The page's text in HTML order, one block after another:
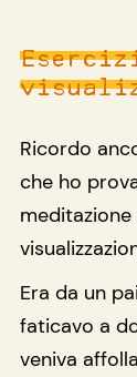
Ricordo
che ho
Era da un
faticavo a
veniva